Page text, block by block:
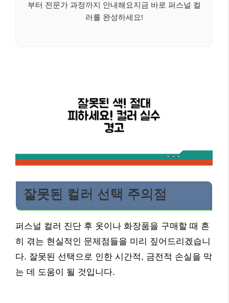
부터 전문가 과정까지 안내해요지금 바로 퍼스널 컬
러를 완성하세요!
잘못된 컬러 선택 주의점
퍼스널 컬러 진단 후 옷이나 화장품을 구매할 때 흔
히 겪는 현실적인 문제점들을 미리 짚어드리겠습니
다. 잘못된 선택으로 인한 시간적, 금전적 손실을 막
는 데 도움이 될 것입니다.